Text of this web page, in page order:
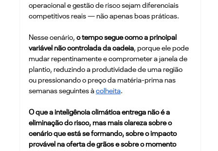
operacional e gestão de risco sejam diferenciais
competitivos reais — não apenas boas práticas.
Nesse cenário, o tempo segue como a principal
variável não controlada da cadeia, porque ele pode
mudar repentinamente e comprometer a janela de
plantio, reduzindo a produtividade de uma região
ou pressionando o preço da matéria-prima nas
semanas seguintes à colheita.
O que a inteligência climática entrega não é a
eliminação do risco, mas mais clareza sobre o
cenário que está se formando, sobre o impacto
provável na oferta de grãos e sobre o momento